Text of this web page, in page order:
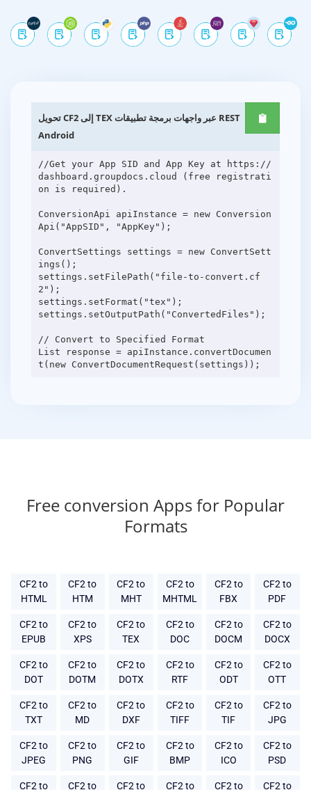
تحويل CF2 إلى TEX عبر واجهات برمجة تطبيقات REST
Android
//Get your App SID and App Key at https://
dashboard.groupdocs.cloud (free registrati
on is required).
ConversionApi apiInstance = new Conversion
Api("AppSID", "AppKey");
ConvertSettings settings = new ConvertSett
ings();
settings.setFilePath("file-to-convert.cf
2");
settings.setFormat("tex");
settings.setOutputPath("ConvertedFiles");
// Convert to Specified Format
List response = apiInstance.convertDocumen
Free conversion Apps for Popular
Formats
CF2 to
HTML
CF2 to
HTM
CF2 to
MHT
CF2 to
MHTML
CF2 to
FBX
CF2 to
PDF
CF2 to
EPUB
CF2 to
XPS
CF2 to
TEX
CF2 to
DOC
CF2 to
DOCM
CF2 to
DOCX
CF2 to
DOT
CF2 to
DOTM
CF2 to
DOTX
CF2 to
RTF
CF2 to
ODT
CF2 to
OTT
CF2 to
TXT
CF2 to
MD
CF2 to
DXF
CF2 to
TIFF
CF2 to
TIF
CF2 to
JPG
CF2 to
JPEG
CF2 to
PNG
CF2 to
GIF
CF2 to
BMP
CF2 to
ICO
CF2 to
PSD
CF2 to
CF2 to
CF2 to
CF2 to
CF2 to
CF2 to